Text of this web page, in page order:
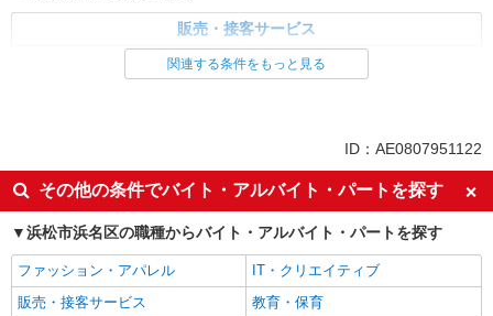
販売・接客サービス
英語が活かせる
ボーナス・賞与あり
日払い
車通勤OK
交通費支給
社会保険あり
社員登用あり
関連する条件をもっと見る
ID：AE0807951122
その他の条件でバイト・アルバイト・パートを探す
浜松市浜名区の職種からバイト・アルバイト・パートを探す
ファッション・アパレル
IT・クリエイティブ
販売・接客サービス
教育・保育